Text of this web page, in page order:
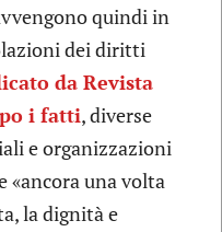
quindi in
dei diritti
da Revista
i fatti, diverse
e organizzazioni
«ancora una volta
la dignità e